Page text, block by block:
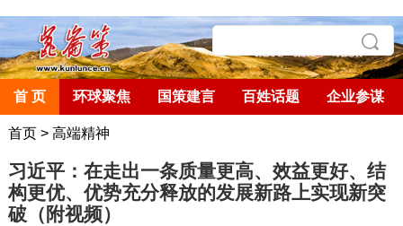
首 页 环球聚焦 国策建言 百姓话题 企业参谋
首页> 高端精神
习近平：在走出一条质量更高、效益更好、结
构更优、优势充分释放的发展新路上实现新突
破（附视频）